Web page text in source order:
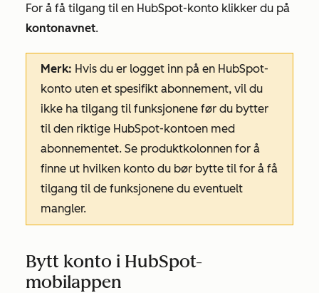
For å få tilgang til en HubSpot-konto klikker du på
kontonavnet.
Merk: Hvis du er logget inn på en HubSpot-
konto uten et spesifikt abonnement, vil du
ikke ha tilgang til funksjonene før du bytter
til den riktige HubSpot-kontoen med
abonnementet. Se produktkolonnen for å
finne ut hvilken konto du bør bytte til for å få
tilgang til de funksjonene du eventuelt
mangler.
Bytt konto i HubSpot-
mobilappen